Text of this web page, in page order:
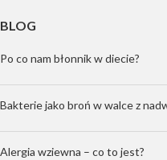
BLOG
Po co nam błonnik w diecie?
Bakterie jako broń w walce z
Alergia wziewna – co to jest?